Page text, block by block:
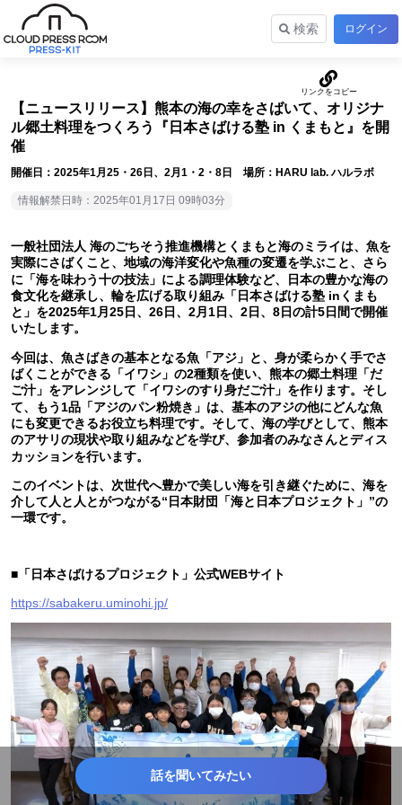
検索 ログイン
【ニュースリリース】熊本の海の幸をさばいて、オリジナ
ル郷土料理をつくろう『日本さばける塾 in くまもと』を開
催
開催日：2025年1月25・26日、2月1・2・8日 場所：HARU lab. ハルラボ
情報解禁日時：2025年01月17日 09時03分
一般社団法人 海のごちそう推進機構とくまもと海のミライは、魚を
実際にさばくこと、地域の海洋変化や魚種の変遷を学ぶこと、さら
に「海を味わう十の技法」による調理体験など、日本の豊かな海の
食文化を継承し、輪を広げる取り組み「日本さばける塾 inくまも
と」を2025年1月25日、26日、2月1日、2日、8日の計5日間で開催
いたします。
今回は、魚さばきの基本となる魚「アジ」と、身が柔らかく手でさ
ばくことができる「イワシ」の2種類を使い、熊本の郷土料理「だ
ご汁」をアレンジして「イワシのすり身だご汁」を作ります。そし
て、もう1品「アジのパン粉焼き」は、基本のアジの他にどんな魚
にも変更できるお役立ち料理です。そして、海の学びとして、熊本
のアサリの現状や取り組みなどを学び、参加者のみなさんとディス
カッションを行います。
このイベントは、次世代へ豊かで美しい海を引き継ぐために、海を
介して人と人とがつながる“日本財団「海と日本プロジェクト」”の
一環です。
■「日本さばけるプロジェクト」公式WEBサイト
https://sabakeru.uminohi.jp/
話を聞いてみたい